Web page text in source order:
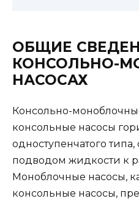
ОБЩИЕ
КОНСОЛЬНО-
НАСОСАХ
Консольно-
консольные насосы
одноступенчатого
подводом жидкости к
Моноблочные насосы,
консольные насосы,